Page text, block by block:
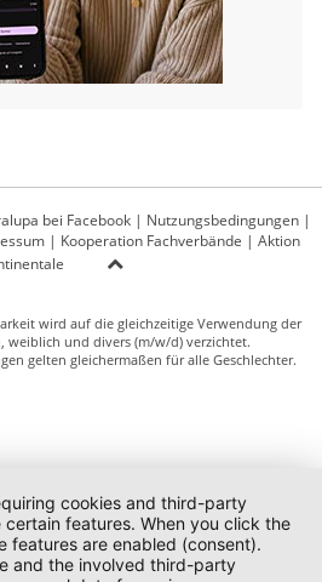
bei Facebook | Nutzungsbedingungen |
| Kooperation Fachverbände | Aktion
wird auf die gleichzeitige Verwendung der
weiblich und divers (m/w/d) verzichtet.
gelten gleichermaßen für alle Geschlechter.
cookies and third-party
features. When you click the
features are enabled (consent).
and the involved third-party